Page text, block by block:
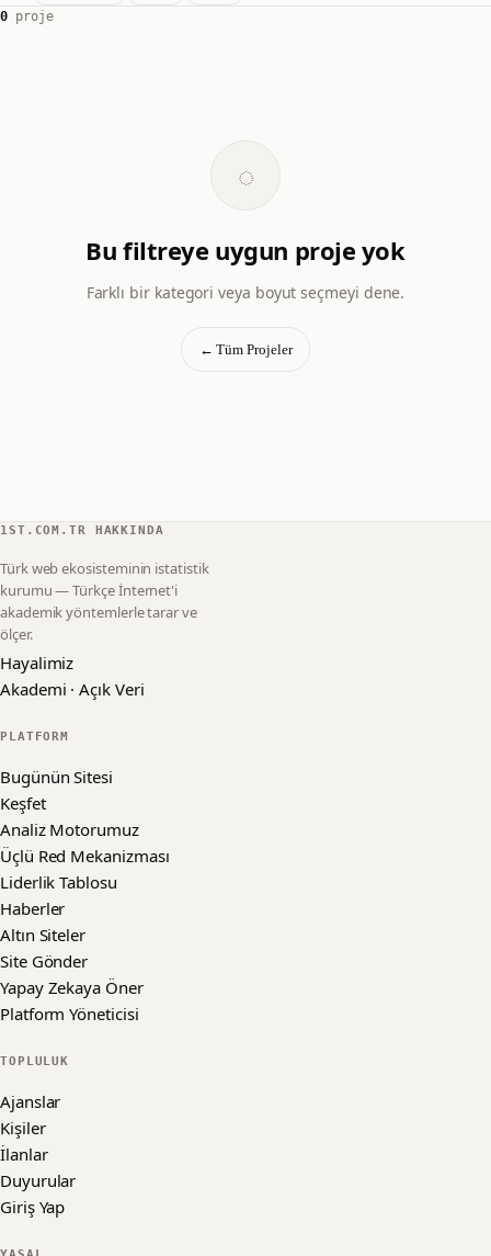
0proje
◌
Bu filtreye uygun proje yok
Farklı bir kategori veya boyut seçmeyi dene.
← Tüm Projeler
1ST.COM.TR HAKKINDA
Türk web ekosisteminin istatistik
kurumu — Türkçe İnternet'i
akademik yöntemlerle tarar ve
ölçer.
Hayalimiz
Akademi · Açık Veri
PLATFORM
Bugünün Sitesi
Keşfet
Analiz Motorumuz
Üçlü Red Mekanizması
Liderlik Tablosu
Haberler
Altın Siteler
Site Gönder
Yapay Zekaya Öner
Platform Yöneticisi
TOPLULUK
Ajanslar
Kişiler
İlanlar
Duyurular
Giriş Yap